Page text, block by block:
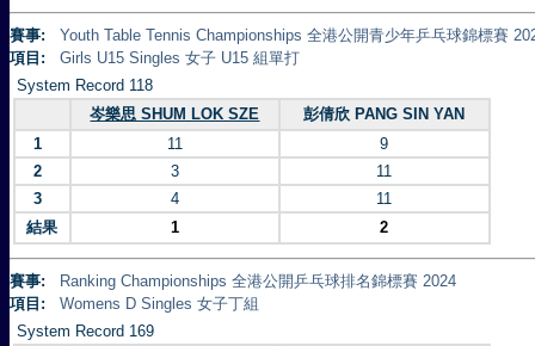
賽事:
Youth Table Tennis Championships 全港公開青少年乒乓球錦標賽
項目:
Girls U15 Singles 女子 U15 組單打
System Record 118
岑樂思 SHUM LOK SZE
彭倩欣 PANG SIN YAN
1
11
9
2
3
11
3
4
11
結果
1 2
賽事:
Ranking Championships 全港公開乒乓球排名錦標賽 2024
項目:
Womens D Singles 女子丁組
System Record 169